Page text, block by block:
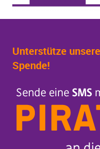
Unterstütze
Spende!